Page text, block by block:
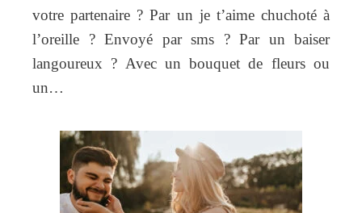
votre partenaire ? Par un je t’aime chuchoté à
l’oreille ? Envoyé par sms ? Par un baiser
langoureux ? Avec un bouquet de fleurs ou
un…